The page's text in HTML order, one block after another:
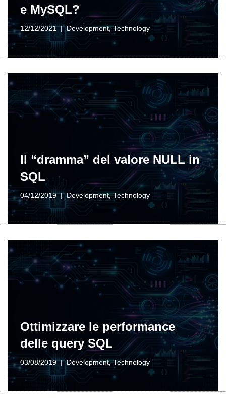
e MySQL?
12/12/2021 Development,Technology
Il “dramma” del valore NULL in
SQL
04/12/2019 Development,Technology
Ottimizzare le performance
delle query SQL
03/08/2019 Development,Technology